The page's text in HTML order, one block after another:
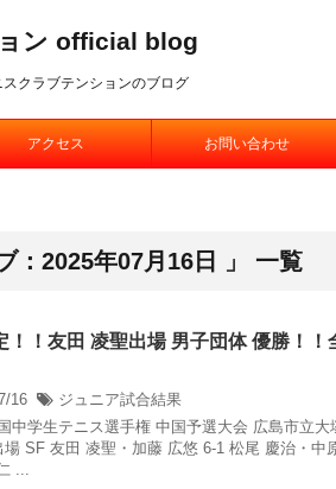
ン official blog
クラブテンションのブログ
アクセス お問い合わせ
：2025年07月16日 」 一覧
！！友田 凌聖出場 男子団体 優勝！！
16
ジュニア試合結果
中学生テニス選手権 中国予選大会 広島市立
場 SF 友田 凌聖・加藤 広悠 6-1 松尾 慶治・中
...